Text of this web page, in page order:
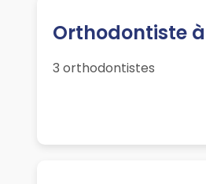
Orthodontiste
3 orthodontistes